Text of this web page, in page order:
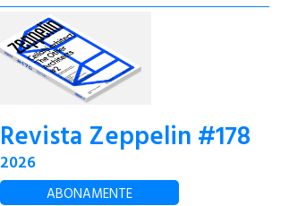
Revista Zeppelin #178
2026
ABONAMENTE